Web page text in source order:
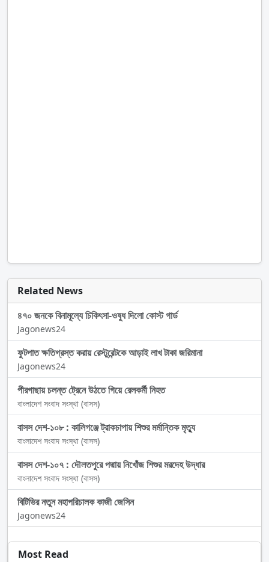
Related News
৪৭০ জনকে বিনামূল্যে চিকিৎসা-ওষুধ দিলো কোস্ট গার্ড
Jagonews24
ফুটপাত ক্ষতিগ্রস্ত করায় রেস্টুরেন্টকে আড়াই লাখ টাকা জরিমানা
Jagonews24
পীরগাছায় চলন্ত ট্রেনে উঠতে গিয়ে রেলকর্মী নিহত
বাংলাদেশ সংবাদ সংস্থা (বাসস)
বাসস দেশ-১০৮ : কালিগঞ্জে ট্রাকচাপায় শিশুর মর্মান্তিক মৃত্যু
বাংলাদেশ সংবাদ সংস্থা (বাসস)
বাসস দেশ-১০৭ : দৌলতপুরে পদ্মায় নিখোঁজ শিশুর মরদেহ উদ্ধার
বাংলাদেশ সংবাদ সংস্থা (বাসস)
বিটিভির নতুন মহাপরিচালক কাজী জেসিন
Jagonews24
Most Read